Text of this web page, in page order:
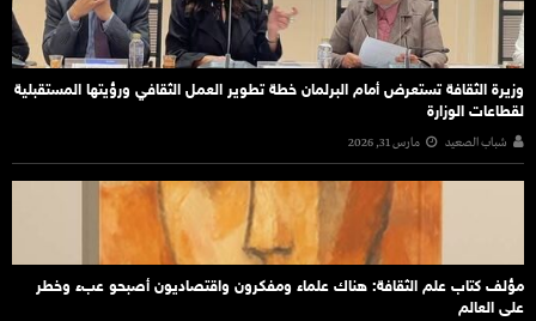
وزيرة الثقافة تستعرض أمام البرلمان خطة تطوير العمل الثقافي ورؤيتها المستقبلية
لقطاعات الوزارة
شباب الصعيد مارس 31, 2026
مؤلف كتاب علم الثقافة: هناك علماء ومفكرون واقتصاديون أصبحو عبء وخطر
على العالم